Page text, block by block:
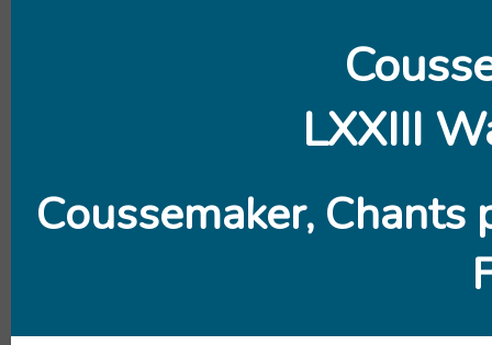
LXXIII
Coussemaker,